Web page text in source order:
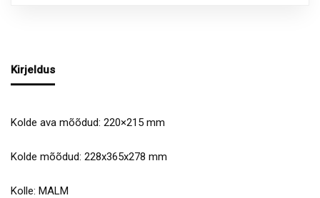
Kirjeldus
Kolde ava mõõdud: 220×215 mm
Kolde mõõdud: 228x365x278 mm
Kolle: MALM